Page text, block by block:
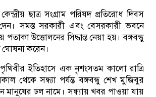
কেন্দ্রীয় ছাত্র সংগ্রাম পরিষদ প্রতিরোধ দিবস
সমস্ত সরকারী এবং বেসরকারী ভবনে
পতাকা উত্তোলনের সিদ্ধান্ত নেয়া হয়। বঙ্গবন্ধু
ঘোষনা করেন।
পৃথিবীর ইতিহাসে এক নৃশংসতম কালো রাত্রি
থেকে সন্ধ্যা পর্যন্ত বঙ্গবন্ধু শেখ মুজিবুর
মানুষের ঢল নামে। সন্ধ্যায় খবর পাওয়া যায়